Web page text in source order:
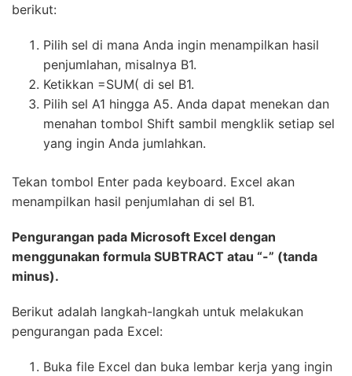
berikut:
Pilih sel di mana Anda ingin menampilkan hasil
penjumlahan, misalnya B1.
Ketikkan =SUM( di sel B1.
Pilih sel A1 hingga A5. Anda dapat menekan dan
menahan tombol Shift sambil mengklik setiap sel
yang ingin Anda jumlahkan.
Tekan tombol Enter pada keyboard. Excel akan
menampilkan hasil penjumlahan di sel B1.
Pengurangan pada Microsoft Excel dengan
menggunakan formula SUBTRACT atau “-” (tanda
minus).
Berikut adalah langkah-langkah untuk melakukan
pengurangan pada Excel:
Buka file Excel dan buka lembar kerja yang ingin